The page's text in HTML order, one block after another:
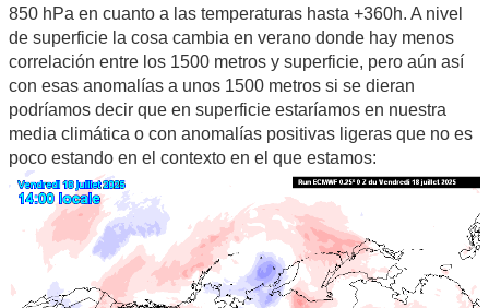
850 hPa en cuanto a las temperaturas hasta +360h. A nivel
de superficie la cosa cambia en verano donde hay menos
correlación entre los 1500 metros y superficie, pero aún así
con esas anomalías a unos 1500 metros si se dieran
podríamos decir que en superficie estaríamos en nuestra
media climática o con anomalías positivas ligeras que no es
poco estando en el contexto en el que estamos: